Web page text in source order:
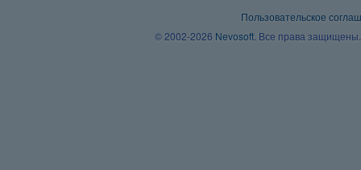
Пользовательское
© 2002-2026 Nevosoft . Все права защищены